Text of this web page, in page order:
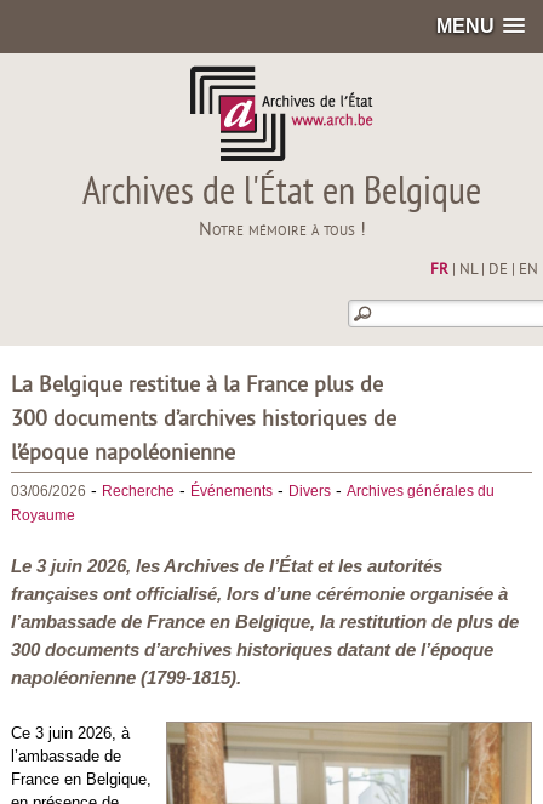
MENU
Archives de l'État en Belgique
Notre mémoire à tous !
FR| NL| DE EN
La Belgique restitue à la France plus de
300 documents d’archives historiques de
l’époque napoléonienne
03/06/2026 - Recherche - Événements- Divers- Archives générales du
Royaume
Le 3 juin 2026, les Archives de l’État et les autorités
françaises ont officialisé, lors d’une cérémonie organisée à
l’ambassade de France en Belgique, la restitution de plus de
300 documents d’archives historiques datant de l’époque
napoléonienne (1799-1815).
Ce 3 juin 2026, à
l’ambassade de
France en Belgique,